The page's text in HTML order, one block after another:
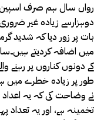
رواں سال ہم صرف اسپین
دوہزارسے زیادہ غیر
بات پر زور دیا کہ شدید
میں اضافہ کردیتے
کے دونوں کناروں پر رہنے
طور پر زیادہ خطرے میں
نے وضاحت کی کہ یہ اعداد
تخمینہ ہے، اور یہ تعداد